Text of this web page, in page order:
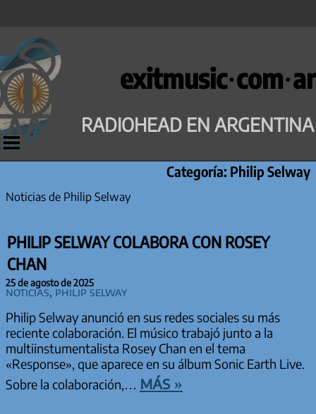
Saltar
al
contenido
exitmusic·com·ar
RADIOHEAD EN ARGENTINA
Categoría: Philip Selway
Noticias de Philip Selway
PHILIP SELWAY COLABORA CON ROSEY
CHAN
25 de agosto de 2025
Noticias, Philip Selway
Philip Selway anunció en sus redes sociales su más
reciente colaboración. El músico trabajó junto a la
multiinstumentalista Rosey Chan en el tema
«Response», que aparece en su álbum Sonic Earth Live.
Sobre la colaboración,… más »